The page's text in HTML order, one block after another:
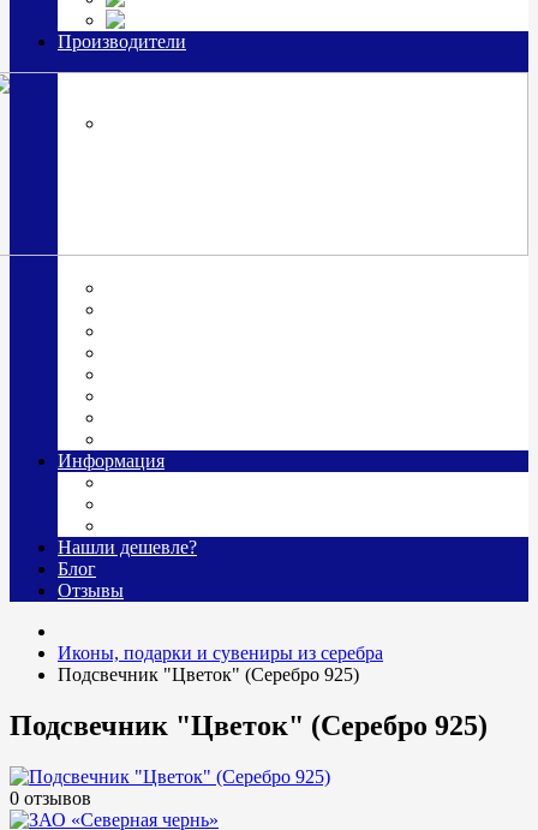
Производители
Информация
Нашли дешевле?
Блог
Отзывы
Иконы, подарки и сувениры из серебра
Подсвечник "Цветок" (Серебро 925)
Подсвечник "Цветок" (Серебро 925)
0 отзывов